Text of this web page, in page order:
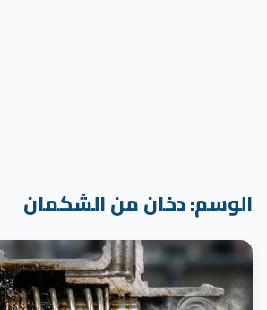
الوسم:دخان من الشكمان